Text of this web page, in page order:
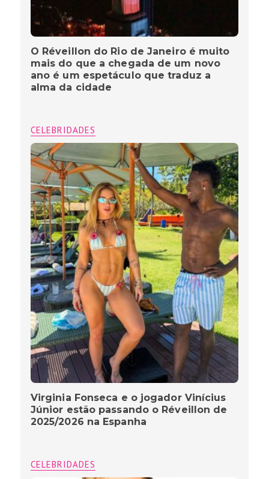
O Réveillon do Rio de Janeiro é muito
mais do que a chegada de um novo
ano é um espetáculo que traduz a
alma da cidade
CELEBRIDADES
Virginia Fonseca e o jogador Vinícius
Júnior estão passando o Réveillon de
2025/2026 na Espanha
CELEBRIDADES